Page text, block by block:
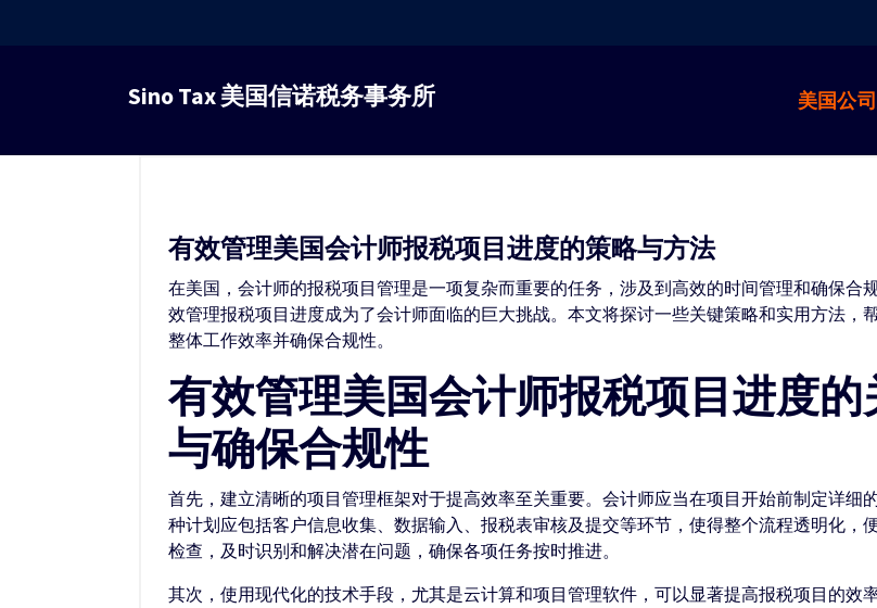
容
Sino Tax 美国信诺税务事务所 美国公
有效管理美国会计师报税项目进度的策略与方法
在美国，会计师的报税项目管理是一项复杂而重要的任务，涉及到高效的时间管理和确保合
效管理报税项目进度成为了会计师面临的巨大挑战。本文将探讨一些关键策略和实用方法，
整体工作效率并确保合规性。
有效管理美国会计师报税项目进度
与确保合规性
首先，建立清晰的项目管理框架对于提高效率至关重要。会计师应当在项目开始前制定详细
种计划应包括客户信息收集、数据输入、报税表审核及提交等环节，使得整个流程透明化，
检查，及时识别和解决潜在问题，确保各项任务按时推进。
其次，使用现代化的技术手段，尤其是云计算和项目管理软件，可以显著提高报税项目的效